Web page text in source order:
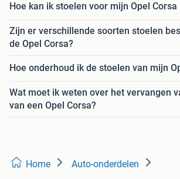
Hoe kan ik stoelen voor mijn Opel
Zijn er verschillende soorten stoelen
de Opel Corsa?
Hoe onderhoud ik de stoelen van mijn
Wat moet ik weten over het vervangen
van een Opel Corsa?
Home Auto-onderdelen